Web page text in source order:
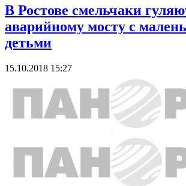
В Ростове смельчаки
аварийному мосту с
детьми
15.10.2018 15:27